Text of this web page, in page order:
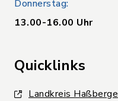
Donnerstag:
13.00-16.00 Uhr
Quicklinks
Landkreis Haßberge